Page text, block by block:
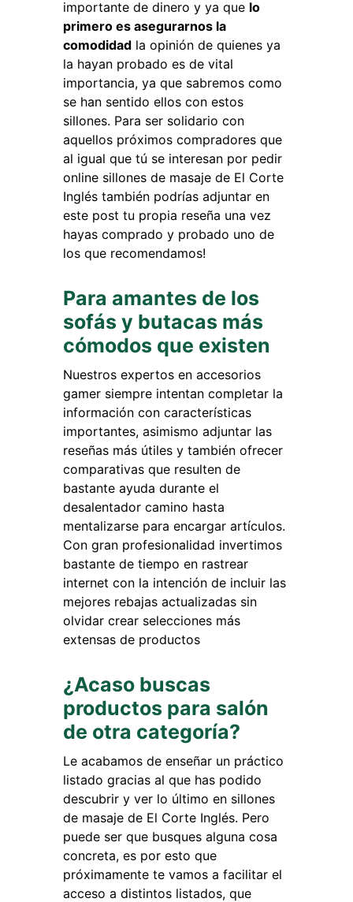
importante de dinero y ya que lo
primero es asegurarnos la
comodidad la opinión de quienes ya
la hayan probado es de vital
importancia, ya que sabremos como
se han sentido ellos con estos
sillones. Para ser solidario con
aquellos próximos compradores que
al igual que tú se interesan por pedir
online sillones de masaje de El Corte
Inglés también podrías adjuntar en
este post tu propia reseña una vez
hayas comprado y probado uno de
los que recomendamos!
Para amantes de los
sofás y butacas más
cómodos que existen
Nuestros expertos en accesorios
gamer siempre intentan completar la
información con características
importantes, asimismo adjuntar las
reseñas más útiles y también ofrecer
comparativas que resulten de
bastante ayuda durante el
desalentador camino hasta
mentalizarse para encargar artículos.
Con gran profesionalidad invertimos
bastante de tiempo en rastrear
internet con la intención de incluir las
mejores rebajas actualizadas sin
olvidar crear selecciones más
extensas de productos
¿Acaso buscas
productos para salón
de otra categoría?
Le acabamos de enseñar un práctico
listado gracias al que has podido
descubrir y ver lo último en sillones
de masaje de El Corte Inglés. Pero
puede ser que busques alguna cosa
concreta, es por esto que
próximamente te vamos a facilitar el
acceso a distintos listados, que